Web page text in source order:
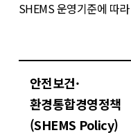
SHEMS 운영기준에 따
안전보건·
환경통합경영정책
(SHEMS Policy)